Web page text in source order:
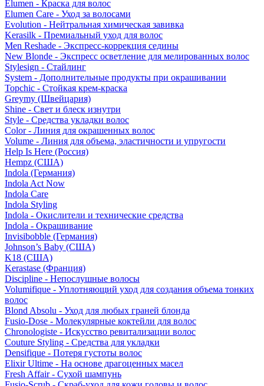
Elumen - Краска для волос
Elumen Care - Уход за волосами
Evolution - Нейтральная химическая завивка
Kerasilk - Премиальный уход для волос
Men Reshade - Экспресс-коррекция седины
New Blonde - Экспресс осветление для мелированных волос
Stylesign - Стайлинг
System - Дополнительные продукты при окрашивании
Topchic - Стойкая крем-краска
Greymy (Швейцария)
Shine - Свет и блеск изнутри
Style - Средства укладки волос
Color - Линия для окрашенных волос
Volume - Линия для объема, эластичности и упругости
Help Is Here (Россия)
Hempz (США)
Indola (Германия)
Indola Act Now
Indola Care
Indola Styling
Indola - Окислители и технические средства
Indola - Окрашивание
Invisibobble (Германия)
Johnson’s Baby (США)
K18 (США)
Kerastase (Франция)
Discipline - Непослушные волосы
Volumifique - Уплотняющий уход для создания объема тонких
волос
Blond Absolu - Уход для любых граней блонда
Fusio-Dose - Молекулярные коктейли для волос
Chronologiste - Искусство ревитализации волос
Couture Styling - Средства для укладки
Densifique - Потеря густоты волос
Elixir Ultime - На основе драгоценных масел
Fresh Affair - Сухой шампунь